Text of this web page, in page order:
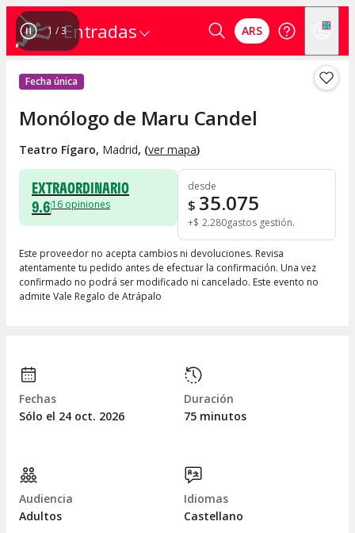
Entradas ARS
1 /3
Fecha única
Monólogo de Maru Candel
Teatro Fígaro, Madrid, (ver mapa)
EXTRAORDINARIO
9.616 opiniones
desde
$ 35.075
+$ 2.280gastos gestión
Este proveedor no acepta cambios ni devoluciones. Revisa
atentamente tu pedido antes de efectuar la confirmación. Una vez
confirmado no podrá ser modificado ni cancelado. Este evento no
admite Vale Regalo de Atrápalo
Fechas
Sólo el 24 oct. 2026
Duración
75 minutos
Audiencia
Adultos
Idiomas
Castellano